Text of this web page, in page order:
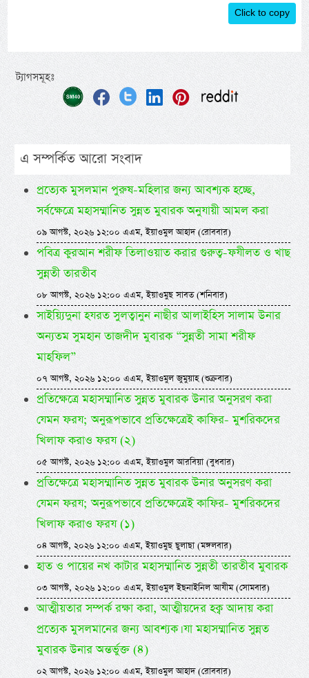
Click to copy
ট্যাগসমূহঃ
এ সম্পর্কিত আরো সংবাদ
প্রত্যেক মুসলমান পুরুষ-মহিলার জন্য আবশ্যক হচ্ছে,
সর্বক্ষেত্রে মহাসম্মানিত সুন্নত মুবারক অনুযায়ী আমল করা
০৯ আগস্ট, ২০২৬ ১২:০০ এএম, ইয়াওমুল আহাদ (রোববার)
পবিত্র কুরআন শরীফ তিলাওয়াত করার গুরুত্ব-ফযীলত ও খাছ
সুন্নতী তারতীব
০৮ আগস্ট, ২০২৬ ১২:০০ এএম, ইয়াওমুছ সাবত (শনিবার)
সাইয়্যিদুনা হযরত সুলত্বানুন নাছীর আলাইহিস সালাম উনার
অন্যতম সুমহান তাজদীদ মুবারক “সুন্নতী সামা শরীফ
মাহফিল”
০৭ আগস্ট, ২০২৬ ১২:০০ এএম, ইয়াওমুল জুমুয়াহ (শুক্রবার)
প্রতিক্ষেত্রে মহাসম্মানিত সুন্নত মুবারক উনার অনুসরণ করা
যেমন ফরয; অনুরূপভাবে প্রতিক্ষেত্রেই কাফির- মুশরিকদের
খিলাফ করাও ফরয (২)
০৫ আগস্ট, ২০২৬ ১২:০০ এএম, ইয়াওমুল আরবিয়া (বুধবার)
প্রতিক্ষেত্রে মহাসম্মানিত সুন্নত মুবারক উনার অনুসরণ করা
যেমন ফরয; অনুরূপভাবে প্রতিক্ষেত্রেই কাফির- মুশরিকদের
খিলাফ করাও ফরয (১)
০৪ আগস্ট, ২০২৬ ১২:০০ এএম, ইয়াওমুছ ছুলাছা (মঙ্গলবার)
হাত ও পায়ের নখ কাটার মহাসম্মানিত সুন্নতী তারতীব মুবারক
০৩ আগস্ট, ২০২৬ ১২:০০ এএম, ইয়াওমুল ইছনাইনিল আযীম (সোমবার)
আত্মীয়তার সম্পর্ক রক্ষা করা, আত্মীয়দের হক্ব আদায় করা
প্রত্যেক মুসলমানের জন্য আবশ্যক। যা মহাসম্মানিত সুন্নত
মুবারক উনার অন্তর্ভুক্ত (৪)
০২ আগস্ট, ২০২৬ ১২:০০ এএম, ইয়াওমুল আহাদ (রোববার)